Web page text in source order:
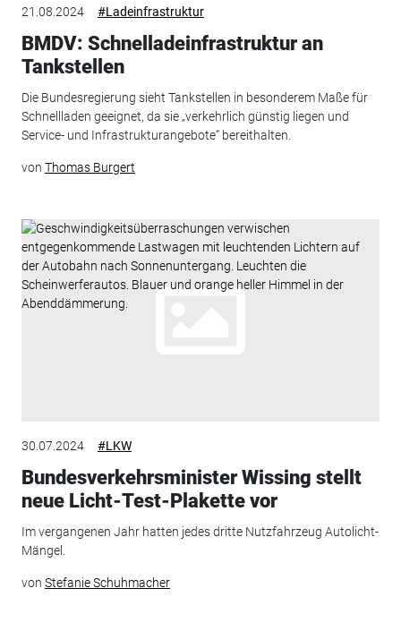
21.08.2024 #Ladeinfrastruktur
BMDV: Schnelladeinfrastruktur an
Tankstellen
Die Bundesregierung sieht Tankstellen in besonderem Maße für
Schnellladen geeignet, da sie „verkehrlich günstig liegen und
Service- und Infrastrukturangebote“ bereithalten.
von Thomas Burgert
30.07.2024 #LKW
Bundesverkehrsminister Wissing stellt
neue Licht-Test-Plakette vor
Im vergangenen Jahr hatten jedes dritte Nutzfahrzeug Autolicht-
Mängel.
von Stefanie Schuhmacher